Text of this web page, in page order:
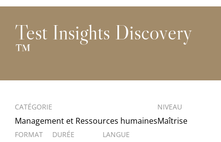
Test Insights Discovery
™
CATÉGORIE
Management et Ressources humaines
NIVEAU
Maîtrise
FORMAT DURÉE LANGUE